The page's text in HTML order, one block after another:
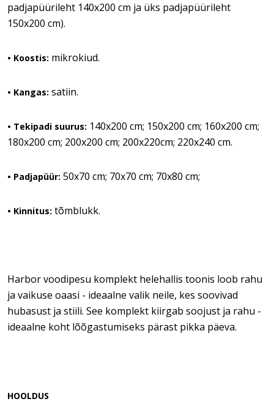
padjapüürileht 140x200 cm ja üks padjapüürileht
150x200 cm).
• Koostis: mikrokiud.
• Kangas: satiin.
• Tekipadi suurus: 140x200 cm; 150x200 cm; 160x200 cm;
180x200 cm; 200x200 cm; 200x220cm; 220x240 cm.
• Padjapüür: 50x70 cm; 70x70 cm; 70x80 cm;
• Kinnitus: tõmblukk.
Harbor voodipesu komplekt helehallis toonis loob rahu
ja vaikuse oaasi - ideaalne valik neile, kes soovivad
hubasust ja stiili. See komplekt kiirgab soojust ja rahu -
ideaalne koht lõõgastumiseks pärast pikka päeva.
HOOLDUS